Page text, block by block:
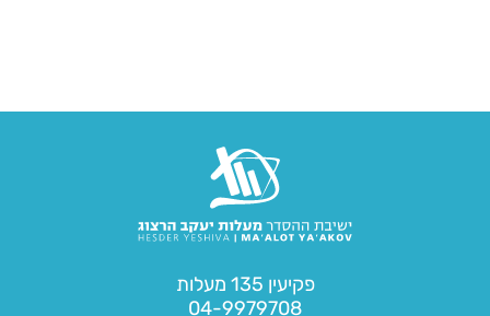
פקיעין 135 מעלות
04-9979708